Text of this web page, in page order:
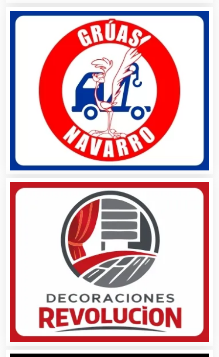
Basculas
Bebidas
Belleza
Bordados y Estampados
Boutiques
Buceo
Cafeterías
Cajas de Ahorro
Cámaras de Comercio